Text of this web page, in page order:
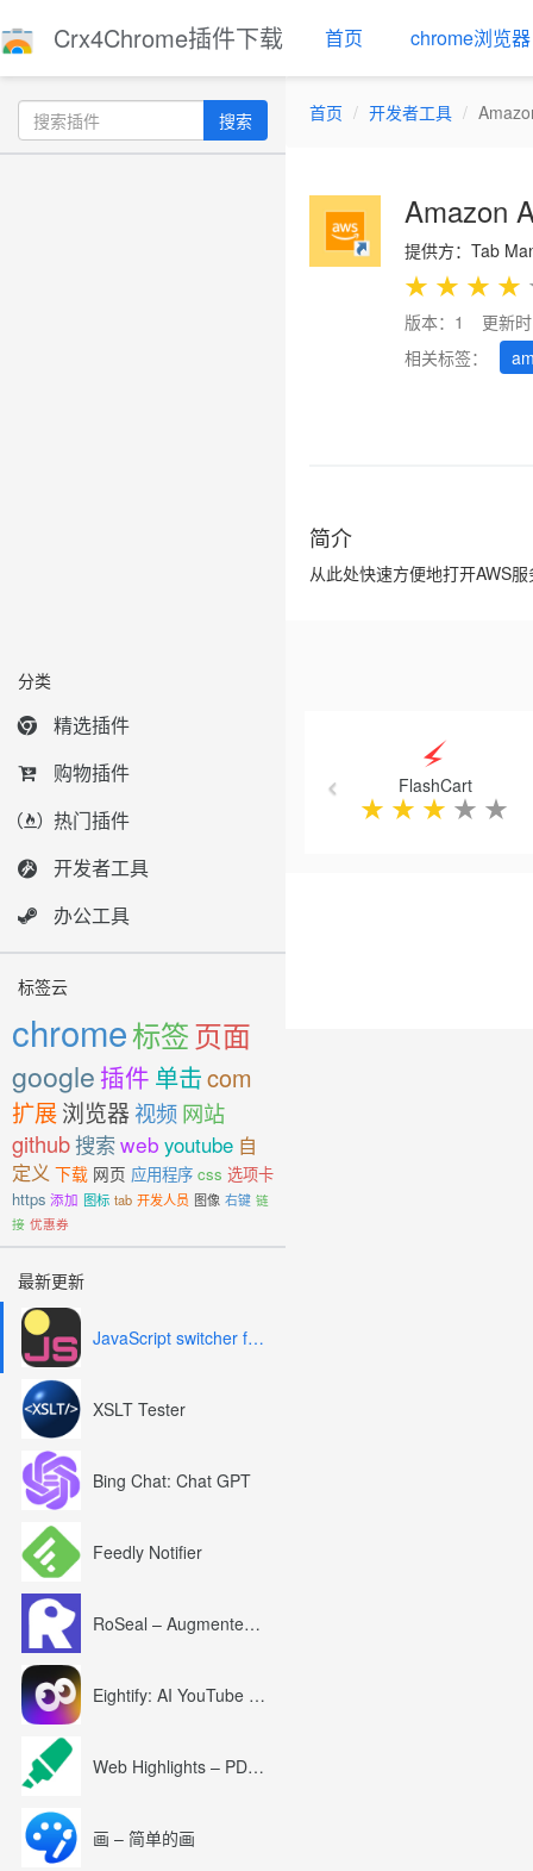
Crx4Chrome插件下载 首页 chrome浏览器
搜索
分类
精选插件
购物插件
热门插件
开发者工具
办公工具
标签云
chrome标签页面
google 插件 单击com
扩展浏览器 视频网站
github搜索web youtube 自
定义 下载 网页 应用程序 css 选项卡
https 添加 图标 tab 开发人员 图像 右键 链
接 优惠券
最新更新
JavaScript switcher for SEO and development
XSLT Tester
Bing Chat: Chat GPT
Feedly Notifier
RoSeal – Augmented Roblox Experience
Eightify: AI YouTube Summary with ChatGPT
Web Highlights – PDF & Web Highlighter
画 – 简单的画
首页 开发者工具
Amazon
提供方：Tab
★ ★ ★ ★
版本：1
更新
相关标签：
简介
从此处快速方便地打开AWS服
FlashCart
★ ★ ★ ★ ★